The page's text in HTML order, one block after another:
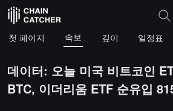
첫 페이지 속보 깊이 일정표
데이터: 오늘 미국 비트코인
BTC, 이더리움 ETF 순유입